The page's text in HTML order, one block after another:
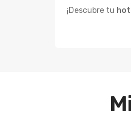
¡Descubre tu